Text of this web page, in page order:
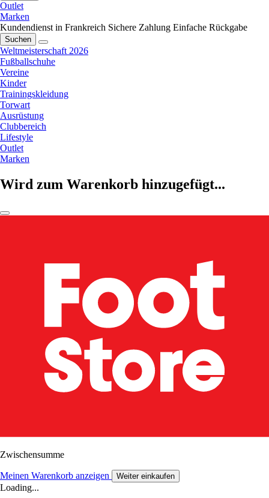
Outlet
Marken
Kundendienst in Frankreich Sichere Zahlung Einfache Rückgabe
Suchen
Weltmeisterschaft 2026
Fußballschuhe
Vereine
Kinder
Trainingskleidung
Torwart
Ausrüstung
Clubbereich
Lifestyle
Outlet
Marken
Wird zum Warenkorb hinzugefügt...
Zwischensumme
Meinen Warenkorb anzeigen Weiter einkaufen
Loading...